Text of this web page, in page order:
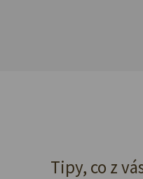
Tipy, co z